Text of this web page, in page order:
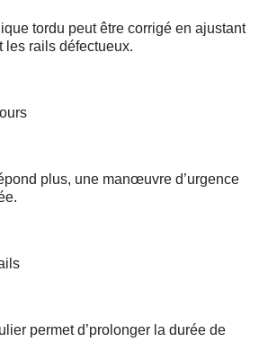
tordu peut être corrigé en ajustant
les rails défectueux.
plus, une manœuvre d’urgence
permet d’prolonger la durée de